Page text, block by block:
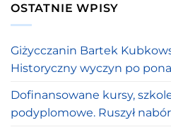
OSTATNIE WPISY
Giżycczanin Bartek
Historyczny wyczyn po
Dofinansowane kursy,
podyplomowe. Ruszył